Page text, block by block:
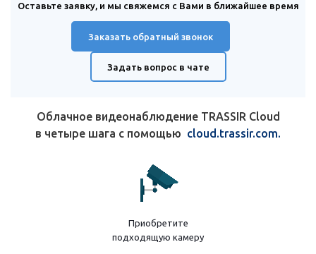
Оставьте заявку, и мы свяжемся с Вами в ближайшее время
Заказать обратный звонок
Задать вопрос в чате
Облачное видеонаблюдение TRASSIR Cloud
в четыре шага с помощью cloud.trassir.com.
Приобретите
подходящую камеру